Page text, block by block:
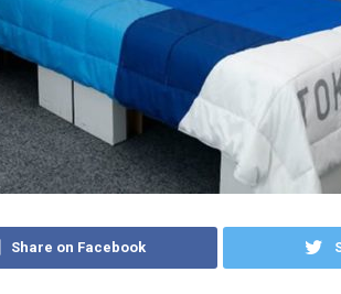
Share on Facebook